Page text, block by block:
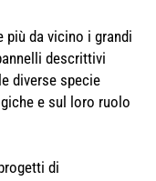
più da vicino i grandi
descrittivi
diverse specie
e sul loro ruolo
di